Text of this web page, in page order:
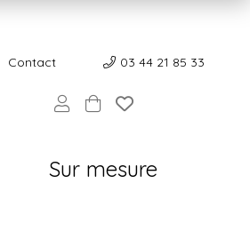
Contact
03 44 21 85 33
Sur mesure
Contact